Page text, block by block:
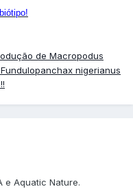
de Macropodus
nigerianus
e Aquatic Nature.